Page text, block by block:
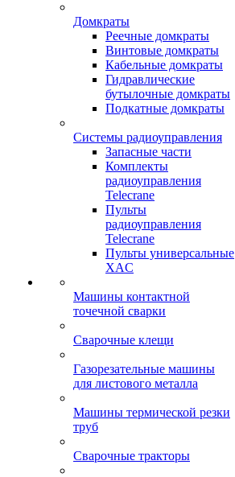
Домкраты
Реечные домкраты
Винтовые домкраты
Кабельные домкраты
Гидравлические
бутылочные домкраты
Подкатные домкраты
Системы радиоуправления
Запасные части
Комплекты
радиоуправления
Telecrane
Пульты
радиоуправления
Telecrane
Пульты универсальные
XAC
Машины контактной
точечной сварки
Сварочные клещи
Газорезательные машины
для листового металла
Машины термической резки
труб
Сварочные тракторы